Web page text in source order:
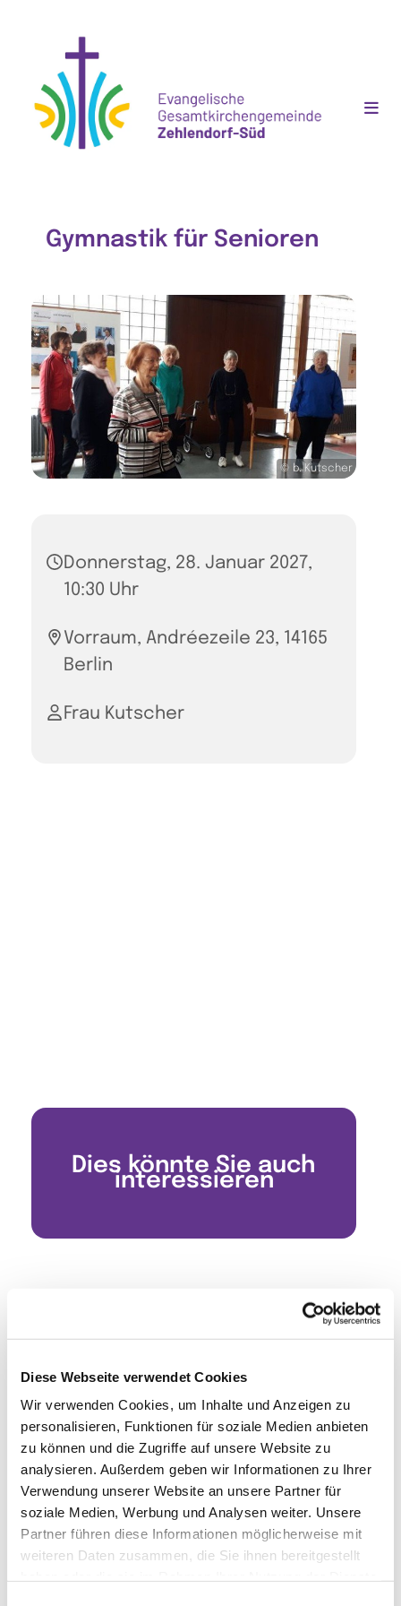
Diese Webseite verwendet Cookies
Wir verwenden Cookies, um Inhalte und Anzeigen zu
personalisieren, Funktionen für soziale Medien anbieten
zu können und die Zugriffe auf unsere Website zu
analysieren. Außerdem geben wir Informationen zu Ihrer
Verwendung unserer Website an unsere Partner für
soziale Medien, Werbung und Analysen weiter. Unsere
Partner führen diese Informationen möglicherweise mit
weiteren Daten zusammen, die Sie ihnen bereitgestellt
Gymnastik für Senioren
© b. Kutscher
Donnerstag, 28. Januar 2027,
10:30 Uhr
Vorraum, Andréezeile 23, 14165
Berlin
Frau Kutscher
Dies könnte Sie auch
interessieren